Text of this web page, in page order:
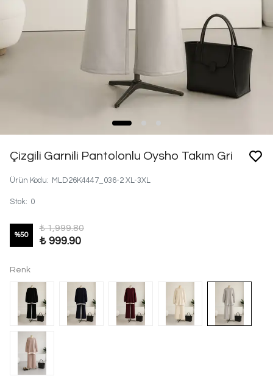
Çizgili Garnili Pantolonlu Oysho Takım Gri
Ürün Kodu: MLD26K4447_036-2 XL-3XL
Stok: 0
%50
₺ 1,999.80
₺ 999.90
Renk